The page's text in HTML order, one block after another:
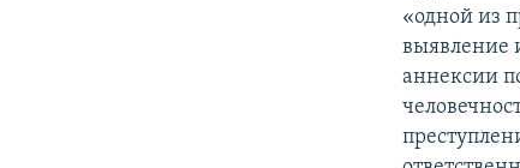
«одной из
выявление
аннексии